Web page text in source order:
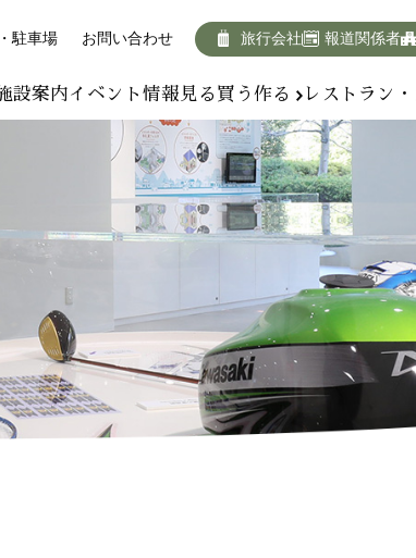
駐車場 お問い合わせ 旅行会社 報道関係者
設案内イベント情報 見る 買う作る
ム絵付け体験
レストラン
ภาษาไทย (PDF:400KB)